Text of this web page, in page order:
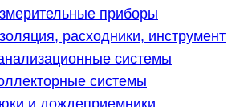
приборы
расходники, инструмент
системы
системы
и дождеприемники